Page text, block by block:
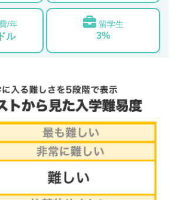
/年
ル
留学生
3%